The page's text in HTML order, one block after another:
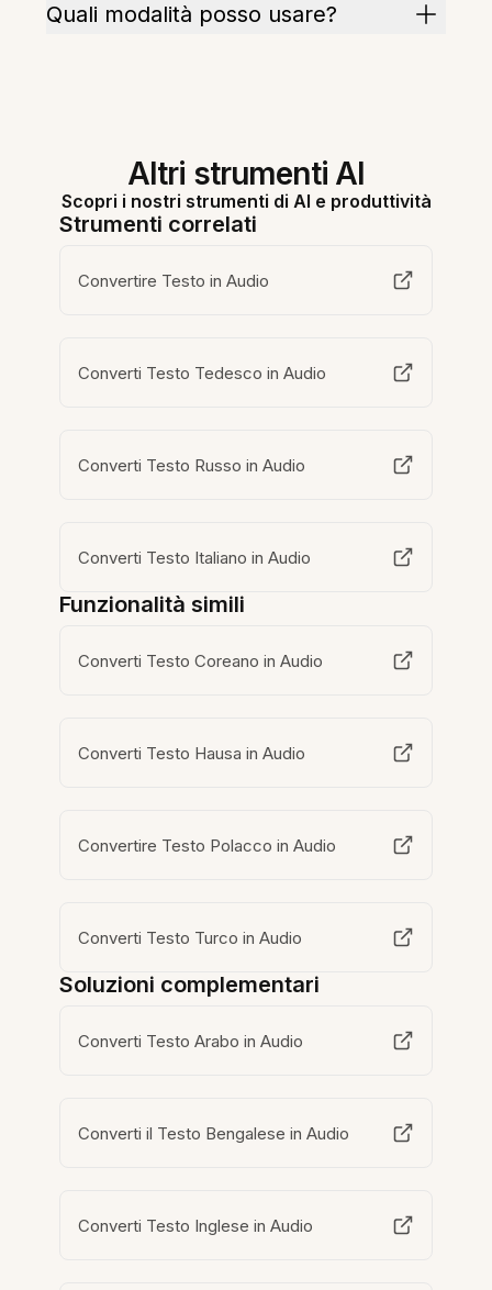
Quali modalità posso usare?
Altri strumenti AI
Scopri i nostri strumenti di AI e produttività
Strumenti correlati
Convertire Testo in Audio
Converti Testo Tedesco in Audio
Converti Testo Russo in Audio
Converti Testo Italiano in Audio
Funzionalità simili
Converti Testo Coreano in Audio
Converti Testo Hausa in Audio
Convertire Testo Polacco in Audio
Converti Testo Turco in Audio
Soluzioni complementari
Converti Testo Arabo in Audio
Converti il Testo Bengalese in Audio
Converti Testo Inglese in Audio